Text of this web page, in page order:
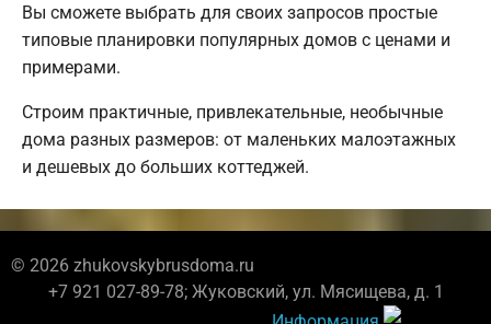
Вы сможете выбрать для своих запросов простые
типовые планировки популярных домов с ценами и
примерами.
Строим практичные, привлекательные, необычные
дома разных размеров: от маленьких малоэтажных
и дешевых до больших коттеджей.
© 2026 zhukovskybrusdoma.ru
+7 921 027-89-78; Жуковский, ул. Мясищева, д. 1